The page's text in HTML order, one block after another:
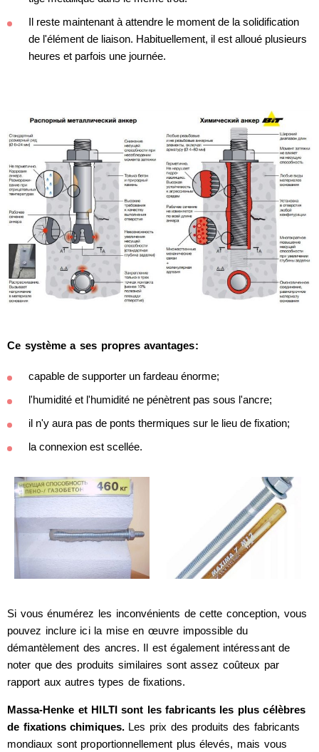
Il reste maintenant à attendre le moment de la solidification
de l'élément de liaison. Habituellement, il est alloué plusieurs
heures et parfois une journée.
Ce système a ses propres avantages:
capable de supporter un fardeau énorme;
l'humidité et l'humidité ne pénètrent pas sous l'ancre;
il n'y aura pas de ponts thermiques sur le lieu de fixation;
la connexion est scellée.
Si vous énumérez les inconvénients de cette conception, vous
pouvez inclure ici la mise en œuvre impossible du
démantèlement des ancres. Il est également intéressant de
noter que des produits similaires sont assez coûteux par
rapport aux autres types de fixations.
Massa-Henke et HILTI sont les fabricants les plus célèbres
de fixations chimiques.Les prix des produits des fabricants
mondiaux sont proportionnellement plus élevés, mais vous